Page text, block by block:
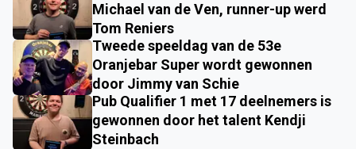
Michael van de Ven, runner-up werd
Tom Reniers
Tweede speeldag van de 53e
Oranjebar Super wordt gewonnen
door Jimmy van Schie
Pub Qualifier 1 met 17 deelnemers is
gewonnen door het talent Kendji
Steinbach